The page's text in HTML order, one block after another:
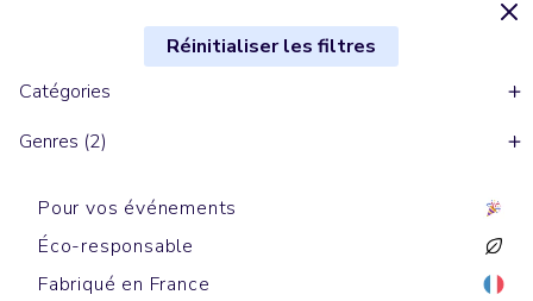
Réinitialiser les filtres
Catégories
Genres (2)
Pour vos événements
Éco-responsable
Fabriqué en France